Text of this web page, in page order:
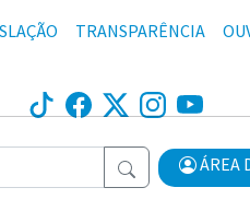
TRANSPARÊNCIA
ÁREA